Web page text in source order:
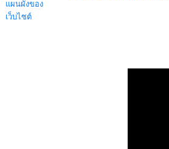
แผนผังของ
เว็บไซต์